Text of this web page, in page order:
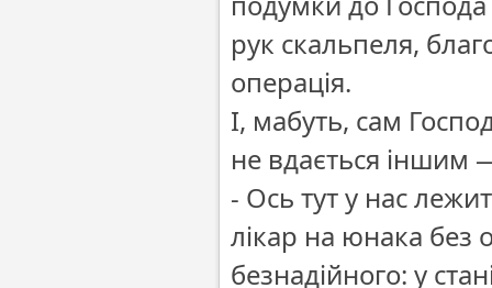
рук скальпеля,
операція.
І, мабуть, сам
не вдається іншим
- Ось тут у нас
лікар на юнака без
безнадійного: у